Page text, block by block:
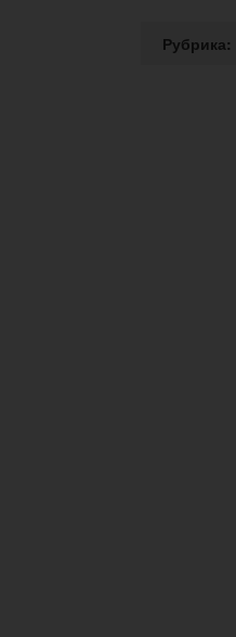
Рубрика: